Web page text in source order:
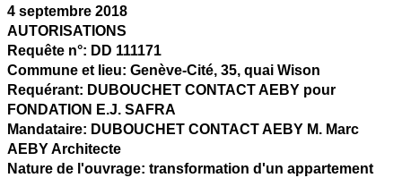
4 septembre 2018
AUTORISATIONS
Requête n°: DD 111171
Commune et lieu: Genève-Cité, 35, quai Wison
Requérant: DUBOUCHET CONTACT AEBY pour
FONDATION E.J. SAFRA
Mandataire: DUBOUCHET CONTACT AEBY M. Marc
AEBY Architecte
Nature de l'ouvrage: transformation d'un appartement